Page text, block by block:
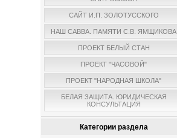
САЙТ И.П. ЗОЛОТУССКОГО
НАШ САВВА. ПАМЯТИ С.В. ЯМЩИКОВА
ПРОЕКТ БЕЛЫЙ СТАН
ПРОЕКТ "ЧАСОВОЙ"
ПРОЕКТ "НАРОДНАЯ ШКОЛА"
БЕЛАЯ ЗАЩИТА. ЮРИДИЧЕСКАЯ
КОНСУЛЬТАЦИЯ
Категории раздела